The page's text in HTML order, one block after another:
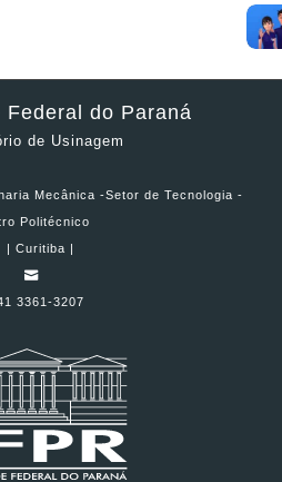
Federal do Paraná
de Usinagem
Politécnico
| Curitiba |
3361-3207